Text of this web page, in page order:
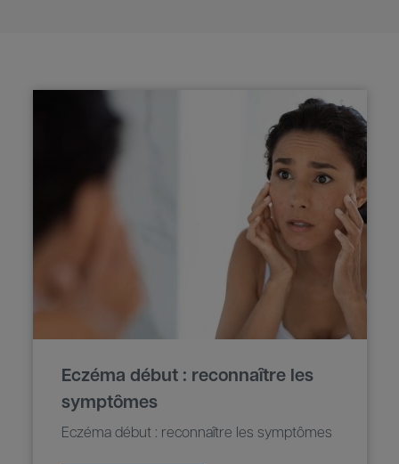
Eczéma début : reconnaître les
symptômes
Eczéma début : reconnaître les symptômes